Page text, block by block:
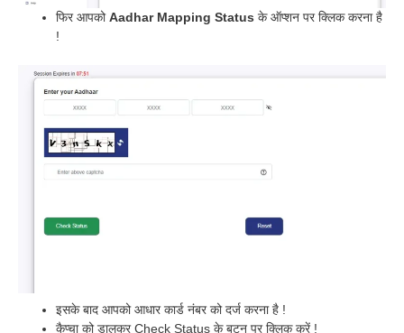
फिर आपकोAadhar Mapping Status के ऑप्शन पर क्लिक करना है
!
इसके बाद आपको आधार कार्ड नंबर को दर्ज करना है !
कैप्चा को डालकर Check Status के बटन पर क्लिक करें !